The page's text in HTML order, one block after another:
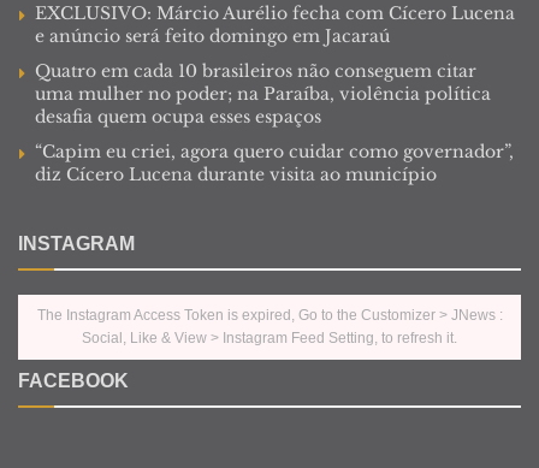
EXCLUSIVO: Márcio Aurélio fecha com Cícero Lucena
e anúncio será feito domingo em Jacaraú
Quatro em cada 10 brasileiros não conseguem citar
uma mulher no poder; na Paraíba, violência política
desafia quem ocupa esses espaços
“Capim eu criei, agora quero cuidar como governador”,
diz Cícero Lucena durante visita ao município
INSTAGRAM
The Instagram Access Token is expired, Go to the Customizer > JNews :
Social, Like & View > Instagram Feed Setting, to refresh it.
FACEBOOK